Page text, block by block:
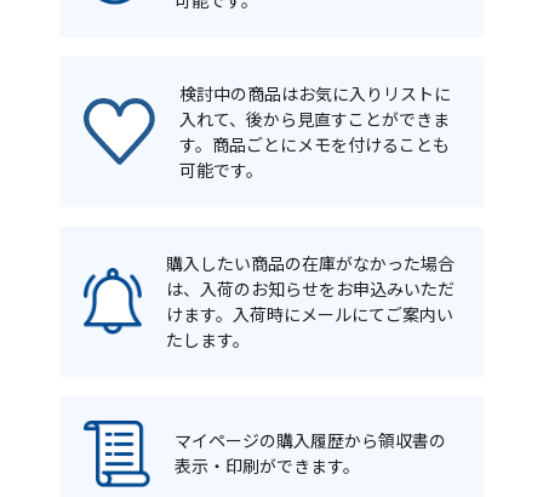
検討中の商品はお気に入りリストに
入れて、後から見直すことができま
す。商品ごとにメモを付けることも
可能です。
購入したい商品の在庫がなかった場合
は、入荷のお知らせをお申込みいただ
けます。入荷時にメールにてご案内い
たします。
マイページの購入履歴から領収書の
表示・印刷ができます。